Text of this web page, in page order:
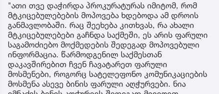
"ათი თვე დაჭირდა პროკურატურას იმიტომ, რომ
მტკიცებულებების მოპოვება ხდებოდა ამ დროის
განმავლობაში. რაც შეეხება კითხვას, რა ახალი
მტკიცებულებები გაჩნდა საქმეში, ეს არის ფარული
საგამოძიებო მოქმედების შედეგად მოპოვებული
ინფორმაცია. წარმოდგენილ საქმესთან
დაკავშირებით ჩვენ ჩავატარეთ ფარული
მოსმენები, როგორც სატელეფონო კომუნიკაციების
მოსმენა ასევე ბინის ფარული აღჭურვები. ნია